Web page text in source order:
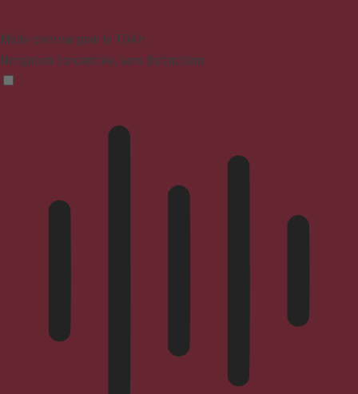
Mode convivial pour le TDAH
Navigation concentrée, sans distractions